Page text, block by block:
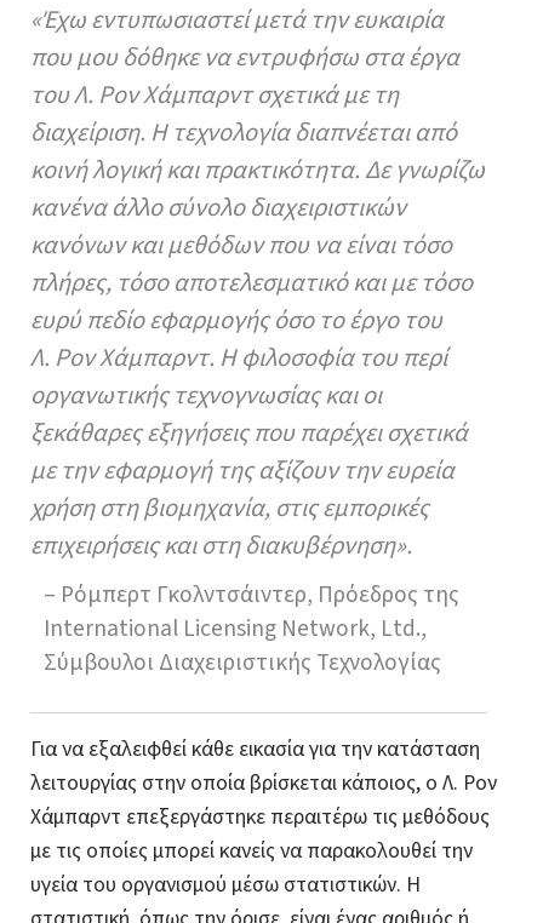
«Έχω εντυπωσιαστεί μετά την ευκαιρία
που μου δόθηκε να εντρυφήσω στα έργα
του Λ. Ρον Χάμπαρντ σχετικά με τη
διαχείριση. Η τεχνολογία διαπνέεται από
κοινή λογική και πρακτικότητα. Δε γνωρίζω
κανένα άλλο σύνολο διαχειριστικών
κανόνων και μεθόδων που να είναι τόσο
πλήρες, τόσο αποτελεσματικό και με τόσο
ευρύ πεδίο εφαρμογής όσο το έργο του
Λ. Ρον Χάμπαρντ. Η φιλοσοφία του περί
οργανωτικής τεχνογνωσίας και οι
ξεκάθαρες εξηγήσεις που παρέχει σχετικά
με την εφαρμογή της αξίζουν την ευρεία
χρήση στη βιομηχανία, στις εμπορικές
επιχειρήσεις και στη διακυβέρνηση».
– Ρόμπερτ Γκολντσάιντερ, Πρόεδρος της
International Licensing Network, Ltd.,
Σύμβουλοι Διαχειριστικής Τεχνολογίας
Για να εξαλειφθεί κάθε εικασία για την κατάσταση
λειτουργίας στην οποία βρίσκεται κάποιος, ο Λ. Ρον
Χάμπαρντ επεξεργάστηκε περαιτέρω τις μεθόδους
με τις οποίες μπορεί κανείς να παρακολουθεί την
υγεία του οργανισμού μέσω στατιστικών. Η